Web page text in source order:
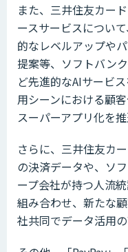
また、三井住友カー
ースサービスについ
的なレベルアップや
提案等、ソフトバン
ど先進的なAIサービ
用シーンにおける顧
スーパーアプリ化を推
さらに、三井住友カ
の決済データや、ソ
ープ会社が持つ人流
組み合わせ、新たな
社共同でデータ活用